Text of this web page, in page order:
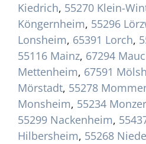
Kiedrich, 55270 Klein-
Köngernheim, 55296
Lonsheim, 65391 Lorch,
55116 Mainz, 67294
Mettenheim, 67591
Mörstadt, 55278
Monsheim, 55234
55299 Nackenheim,
Hilbersheim, 55268